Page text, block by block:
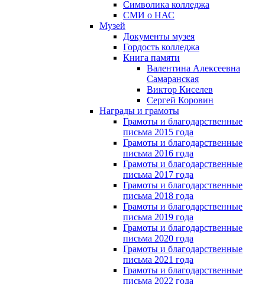
Символика колледжа
СМИ о НАС
Музей
Документы музея
Гордость колледжа
Книга памяти
Валентина Алексеевна
Самаранская
Виктор Киселев
Сергей Коровин
Награды и грамоты
Грамоты и благодарственные
письма 2015 года
Грамоты и благодарственные
письма 2016 года
Грамоты и благодарственные
письма 2017 года
Грамоты и благодарственные
письма 2018 года
Грамоты и благодарственные
письма 2019 года
Грамоты и благодарственные
письма 2020 года
Грамоты и благодарственные
письма 2021 года
Грамоты и благодарственные
письма 2022 года